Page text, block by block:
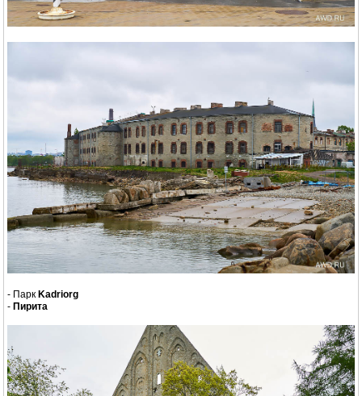
- Парк Kadriorg
- Пирита